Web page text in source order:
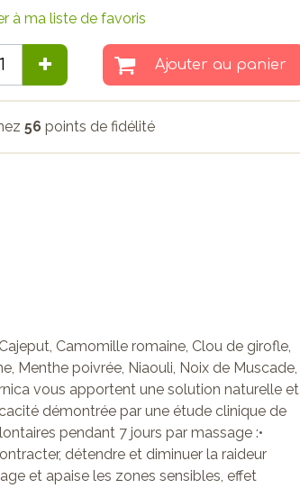
à ma liste de favoris
Ajouter au panier
56 points de fidélité
Camomille romaine, Clou de girofle,
Menthe poivrée, Niaouli, Noix de Muscade,
vous apportent une solution naturelle et
démontrée par une étude clinique de
pendant 7 jours par massage :•
détendre et diminuer la raideur
et apaise les zones sensibles, effet